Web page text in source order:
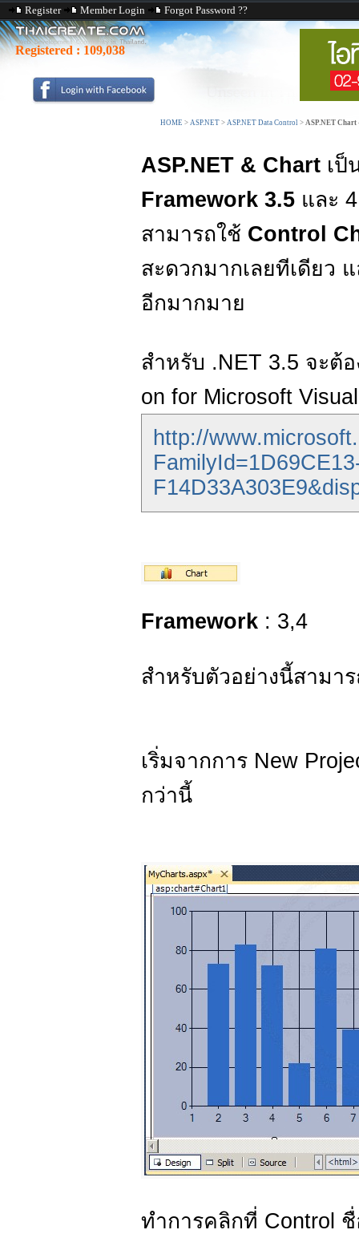
Register Member Login Forgot Password ??
Registered : 109,038
HOME > ASP.NET > ASP.NET Data Control > ASP.NET Chart
ASP.NET & Chart เป็
Framework 3.5 และ
สามารถใช้ Control
สะดวกมากเลยทีเดียว
อีกมากมาย
สำหรับ .NET 3.5 จะต้
on for Microsoft
http://
Framework : 3,4
สำหรับตัวอย่างนี้สามา
เริ่มจากการ New
กว่านี้
ทำการคลิกที่ Control